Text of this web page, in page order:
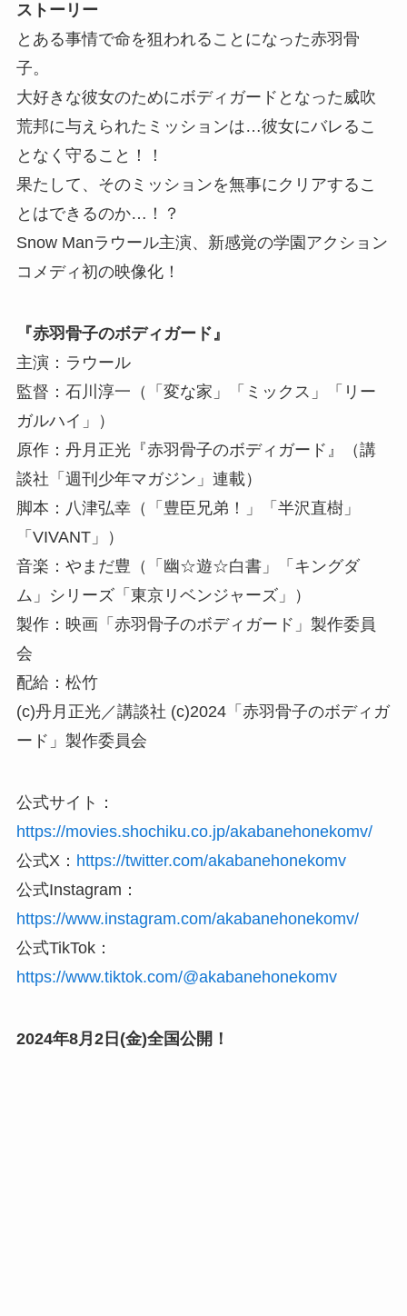
ストーリー
とある事情で命を狙われることになった赤羽骨
子。
大好きな彼女のためにボディガードとなった威吹
荒邦に与えられたミッションは…彼女にバレるこ
となく守ること！！
果たして、そのミッションを無事にクリアするこ
とはできるのか…！？
Snow Manラウール主演、新感覚の学園アクション
コメディ初の映像化！
『赤羽骨子のボディガード』
主演：ラウール
監督：石川淳一（「変な家」「ミックス」「リー
ガルハイ」）
原作：丹月正光『赤羽骨子のボディガード』（講
談社「週刊少年マガジン」連載）
脚本：八津弘幸（「豊臣兄弟！」「半沢直樹」
「VIVANT」）
音楽：やまだ豊（「幽☆遊☆白書」「キングダ
ム」シリーズ「東京リベンジャーズ」）
製作：映画「赤羽骨子のボディガード」製作委員
会
配給：松竹
(c)丹月正光／講談社 (c)2024「赤羽骨子のボディガ
ード」製作委員会
公式サイト：
https://movies.shochiku.co.jp/akabanehonekomv/
公式X： https://twitter.com/akabanehonekomv
公式Instagram：
https://www.instagram.com/akabanehonekomv/
公式TikTok：
https://www.tiktok.com/@akabanehonekomv
2024年8月2日(金)全国公開！